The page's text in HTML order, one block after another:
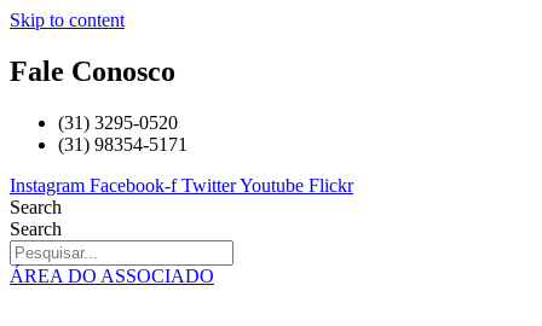
Skip to content
Fale Conosco
(31) 3295-0520
(31) 98354-5171
Instagram Facebook-f TwitterYoutube Flickr
Search
Search
ÁREA DO ASSOCIADO